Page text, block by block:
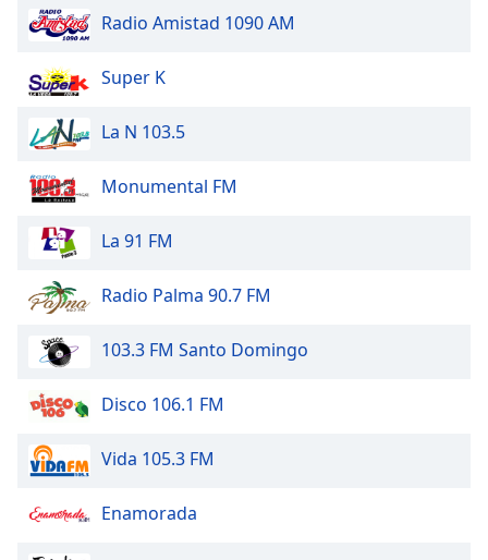
window.
Escape
cancel
and
close
window.
Text
Color
Background
Opacity
Radio Amistad 1090 AM
Super K
La N 103.5
Monumental FM
La 91 FM
Radio Palma 90.7 FM
103.3 FM Santo Domingo
Disco 106.1 FM
Vida 105.3 FM
Enamorada